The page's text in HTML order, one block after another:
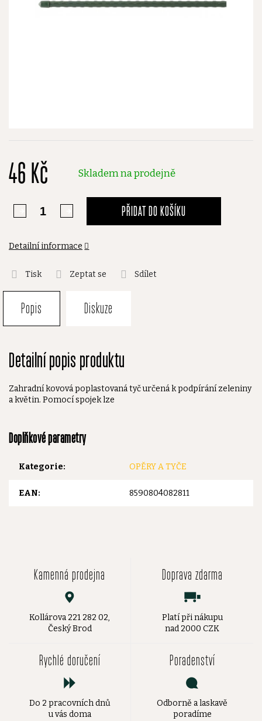
46 Kč Skladem na prodejně
PŘIDAT DO KOŠÍKU
Detailní informace
Tisk Zeptat se Sdílet
Popis Diskuze
Detailní popis produktu
Zahradní kovová poplastovaná tyč určená k podpírání zeleniny
a květin. Pomocí spojek lze
Doplňkové parametry
Kategorie: OPĚRY A TYČE
EAN: 8590804082811
Kamenná prodejna
Kollárova 221 282 02,
Český Brod
Doprava zdarma
Platí při nákupu
nad 2000 CZK
Rychlé doručení
Do 2 pracovních dnů
u vás doma
Poradenství
Odborně a laskavě
poradíme